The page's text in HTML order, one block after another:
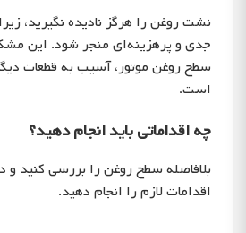
نشت روغن را هرگز نادیده نگیرید،
جدی و پرهزینه‌ای منجر شود. این
سطح روغن موتور، آسیب به قطعات
است.
چه اقداماتی باید انجام دهید؟
بلافاصله سطح روغن را بررسی کنید و
اقدامات لازم را انجام دهید.